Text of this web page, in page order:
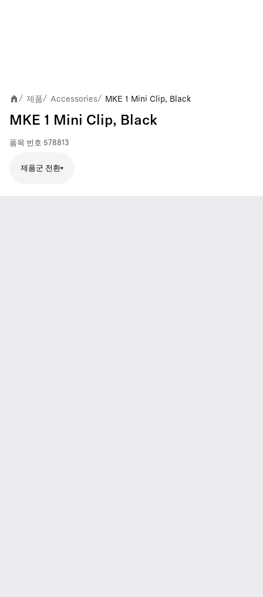
/ 제품/ Accessories/ MKE 1 Mini Clip, Black
MKE 1 Mini Clip, Black
품목 번호 578813
제품군 전환